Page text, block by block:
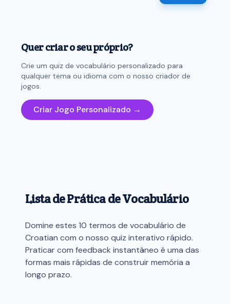
Quer criar o seu próprio?
Crie um quiz de vocabulário personalizado para
qualquer tema ou idioma com o nosso criador de
jogos.
Criar Jogo Personalizado →
Lista de Prática de Vocabulário
Domine estes 10 termos de vocabulário de
Croatian com o nosso quiz interativo rápido.
Praticar com feedback instantâneo é uma das
formas mais rápidas de construir memória a
longo prazo.